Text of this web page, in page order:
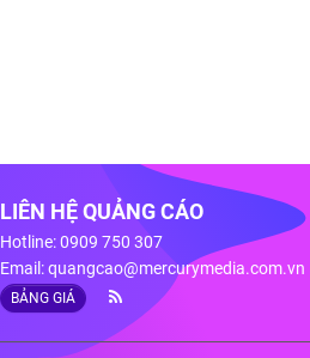
LIÊN HỆ QUẢNG CÁO
Hotline: 0909 750 307
Email:quangcao@mercurymedia.com.vn
BẢNG GIÁ